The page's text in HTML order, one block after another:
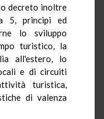
decreto inoltre
5, principi ed
lo sviluppo
turistico, la
all'estero, lo
e di circuiti
turistica,
di valenza